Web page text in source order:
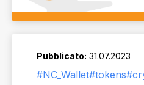
Pubblicato: 31.07.2023
#NC_Wallet#tokens